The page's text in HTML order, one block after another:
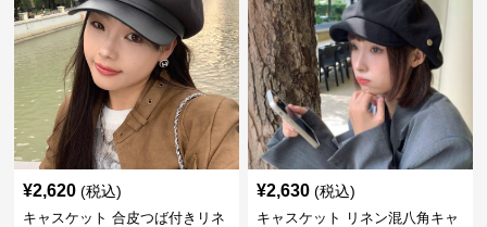
¥2,620 (税込)
キャスケット 合皮つば付きリネ
¥2,630 (税込)
キャスケット リネン混八角キャ